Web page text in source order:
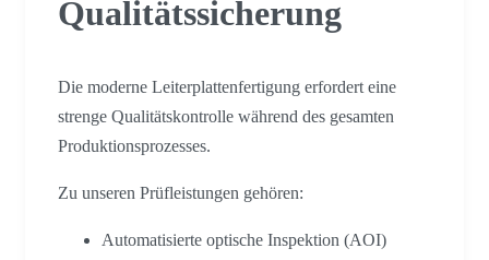
Qualitätssicherung
Die moderne Leiterplattenfertigung erfordert eine
strenge Qualitätskontrolle während des gesamten
Produktionsprozesses.
Zu unseren Prüfleistungen gehören:
Automatisierte optische Inspektion (AOI)